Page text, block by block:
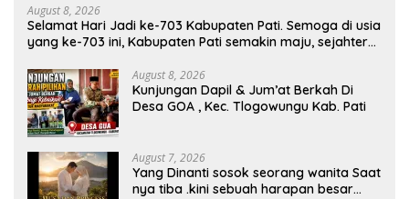
August 8, 2026
Selamat Hari Jadi ke-703 Kabupaten Pati. Semoga di usia
yang ke-703 ini, Kabupaten Pati semakin maju, sejahtera,
kesejahteraan bagi seluruh masyarakatnya. Semoga
sinergi dan kolaborasi yang telah terjalin semakin kuat
demi mewujudkan pembangunan yang berkelanjutan.
Dirgahayu Kabupaten Pati ke-703. Salam sedulur Pati
Selawase. Facebook
August 8, 2026
Kunjungan Dapil & Jum’at Berkah Di
Desa GOA , Kec. Tlogowungu Kab. Pati
August 7, 2026
Yang Dinanti sosok seorang wanita Saat
nya tiba .kini sebuah harapan besar